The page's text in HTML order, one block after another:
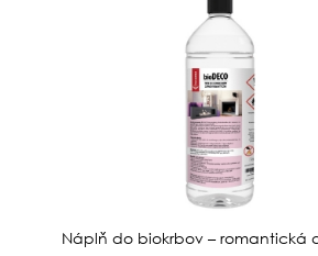
Náplň do biokrbov – romantická